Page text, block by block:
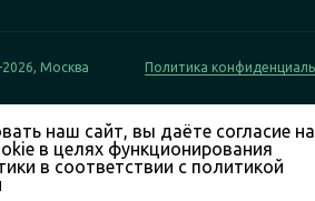
Москва Политика
наш сайт, вы даёте согласие на
в целях функционирования
в соответствии с политикой